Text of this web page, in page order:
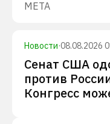
META
Новости·08.08.2026
Сенат США
против
Конгресс